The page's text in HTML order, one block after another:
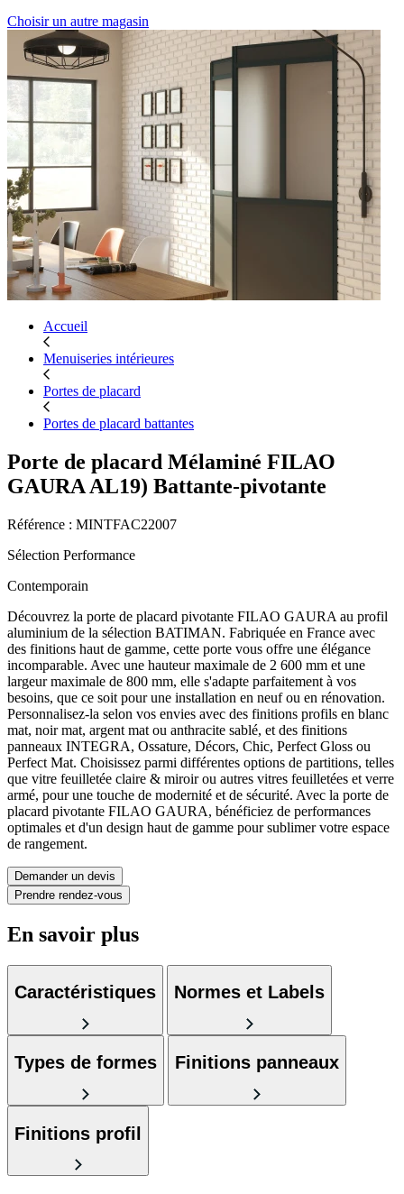
Choisir un autre magasin
Accueil
Menuiseries intérieures
Portes de placard
Portes de placard battantes
Porte de placard Mélaminé FILAO
GAURA AL19) Battante-pivotante
Référence : MINTFAC22007
Sélection Performance
Contemporain
Découvrez la porte de placard pivotante FILAO GAURA au profil
aluminium de la sélection BATIMAN. Fabriquée en France avec
des finitions haut de gamme, cette porte vous offre une élégance
incomparable. Avec une hauteur maximale de 2 600 mm et une
largeur maximale de 800 mm, elle s'adapte parfaitement à vos
besoins, que ce soit pour une installation en neuf ou en rénovation.
Personnalisez-la selon vos envies avec des finitions profils en blanc
mat, noir mat, argent mat ou anthracite sablé, et des finitions
panneaux INTEGRA, Ossature, Décors, Chic, Perfect Gloss ou
Perfect Mat. Choisissez parmi différentes options de partitions, telles
que vitre feuilletée claire & miroir ou autres vitres feuilletées et verre
armé, pour une touche de modernité et de sécurité. Avec la porte de
placard pivotante FILAO GAURA, bénéficiez de performances
optimales et d'un design haut de gamme pour sublimer votre espace
de rangement.
Demander un devis
Prendre rendez-vous
En savoir plus
Caractéristiques Normes et Labels
Types de formes Finitions panneaux
Finitions profil